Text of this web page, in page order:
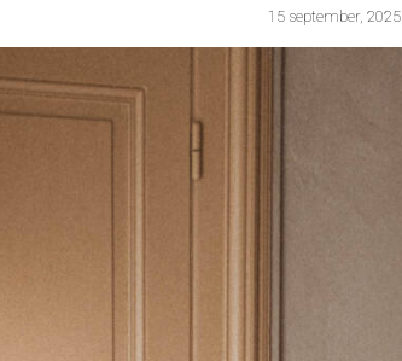
15 september, 2025